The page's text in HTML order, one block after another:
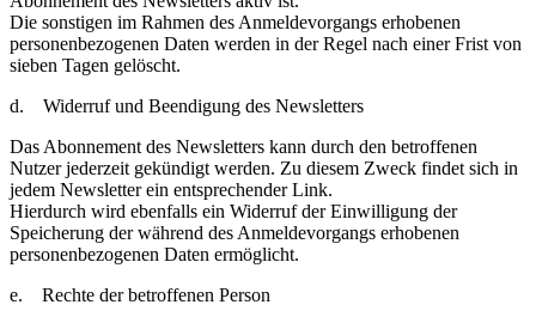
Die sonstigen im Rahmen des Anmeldevorgangs erhobenen
personenbezogenen Daten werden in der Regel nach einer Frist von
sieben Tagen gelöscht.
d. Widerruf und Beendigung des Newsletters
Das Abonnement des Newsletters kann durch den betroffenen
Nutzer jederzeit gekündigt werden. Zu diesem Zweck findet sich in
jedem Newsletter ein entsprechender Link.
Hierdurch wird ebenfalls ein Widerruf der Einwilligung der
Speicherung der während des Anmeldevorgangs erhobenen
personenbezogenen Daten ermöglicht.
e. Rechte der betroffenen Person